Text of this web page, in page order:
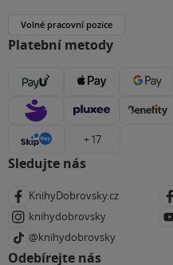
Volné pracovní pozice
Platební metody
+ 17
Sledujte nás
KnihyDobrovsky.cz
knihydobrovsky
@knihydobrovsky
Odebírejte nás